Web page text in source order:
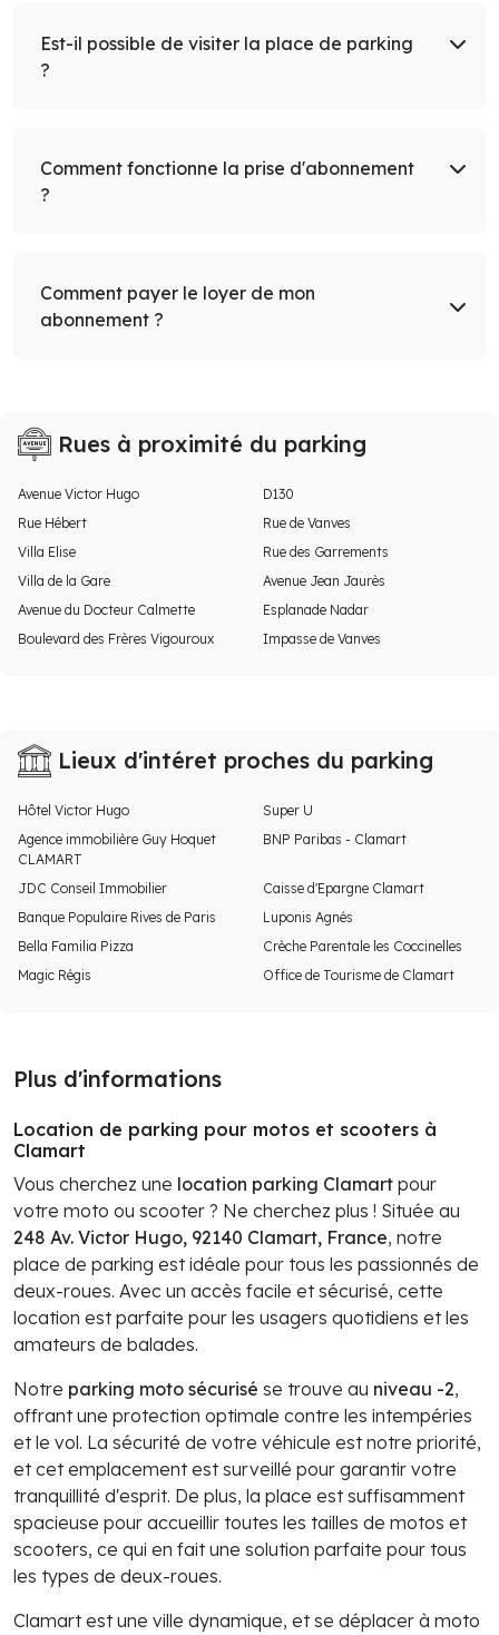
Est-il possible de visiter la place de parking
?
Comment fonctionne la prise d'abonnement
?
Comment payer le loyer de mon
abonnement ?
Rues à proximité du parking
Avenue Victor Hugo
D130
Rue Hébert
Rue de Vanves
Villa Elise
Rue des Garrements
Villa de la Gare
Avenue Jean Jaurès
Avenue du Docteur Calmette
Esplanade Nadar
Boulevard des Frères Vigouroux
Impasse de Vanves
Lieux d'intéret proches du parking
Hôtel Victor Hugo
Super U
Agence immobilière Guy Hoquet
CLAMART
BNP Paribas - Clamart
JDC Conseil Immobilier
Caisse d'Epargne Clamart
Banque Populaire Rives de Paris
Luponis Agnés
Bella Familia Pizza
Crèche Parentale les Coccinelles
Magic Régis
Office de Tourisme de Clamart
Plus d'informations
Location de parking pour motos et scooters à
Clamart
Vous cherchez une location parking Clamart pour
votre moto ou scooter ? Ne cherchez plus ! Située au
248 Av. Victor Hugo, 92140 Clamart, France, notre
place de parking est idéale pour tous les passionnés de
deux-roues. Avec un accès facile et sécurisé, cette
location est parfaite pour les usagers quotidiens et les
amateurs de balades.
Notre parking moto sécurisé se trouve au niveau -2,
offrant une protection optimale contre les intempéries
et le vol. La sécurité de votre véhicule est notre priorité,
et cet emplacement est surveillé pour garantir votre
tranquillité d'esprit. De plus, la place est suffisamment
spacieuse pour accueillir toutes les tailles de motos et
scooters, ce qui en fait une solution parfaite pour tous
les types de deux-roues.
Clamart est une ville dynamique, et se déplacer à moto